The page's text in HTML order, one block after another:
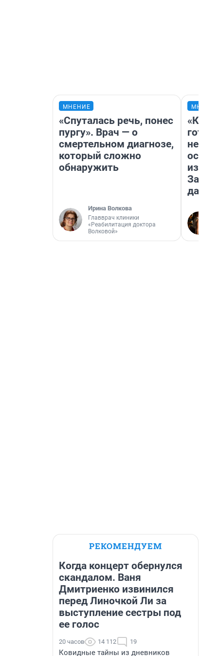
МНЕНИЕ
«Спуталась речь, понес
пургу». Врач — о
смертельном диагнозе,
который сложно
обнаружить
Ирина Волкова
Главврач клиники
«Реабилитация доктора
Волковой»
дачу
РЕКОМЕНДУЕМ
Когда концерт обернулся
скандалом. Ваня
Дмитриенко извинился
перед Линочкой Ли за
выступление сестры под
ее голос
20 часов 14 112 19
Ковидные тайны из дневников